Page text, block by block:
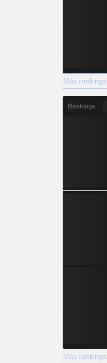
Más rankings
Rankings
Más rankings